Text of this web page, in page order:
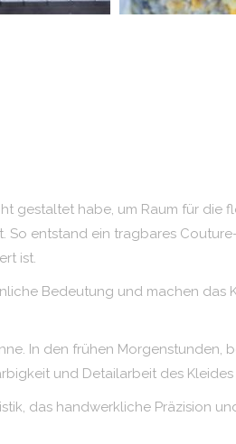
gestaltet habe, um Raum für die
entstand ein tragbares
ist.
Bedeutung und machen das
In den frühen Morgenstunden,
und Detailarbeit des
das handwerkliche Präzision